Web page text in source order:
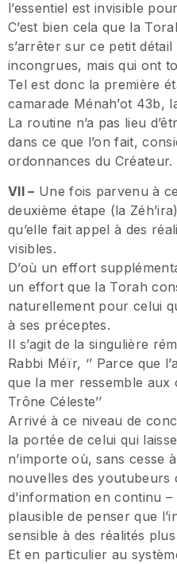
l’essentiel est invisible
C’est bien cela que la
s’arrêter sur ce petit
incongrues, mais qui ont
Tel est donc la première
camarade Ménah’ot 43b,
La routine n’a pas lieu
dans ce que l’on fait,
ordonnances du Créateur.
VII – Une fois parvenu à
deuxième étape (la
qu’elle fait appel à des
visibles.
D’où un effort
un effort que la Torah
naturellement pour celui
à ses préceptes.
Il s’agit de la singulière
Rabbi Méïr, ‘’ Parce que
que la mer ressemble aux
Trône Céleste’’
Arrivé à ce niveau de
la portée de celui qui
n’importe où, sans cesse
nouvelles des youtubeurs
d’information en continu
plausible de penser que
sensible à des réalités
Et en particulier au